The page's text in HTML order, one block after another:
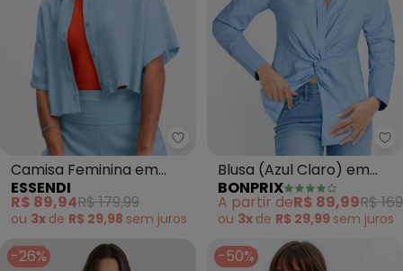
Essendi - Camisa Feminina em
Camisa Feminina em
Viscose Sarjada (Azul)
ESSENDI
R$ 89,94R$ 179,99
ou 3x de R$ 29,98 sem juros
Blusa (Azul Claro) em
Tricoline
BONPRIX
A partir deR$ 89,99R$
ou 3x de R$ 29,99 sem juros
-26% -50%